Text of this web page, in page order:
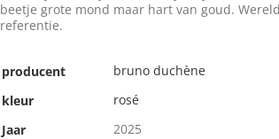
beetje grote mond maar hart van goud.
referentie.
producent
bruno duchène
kleur
rosé
Jaar
2025